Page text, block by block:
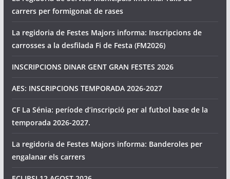
carrers per formigonat de rases
La regidoria de Festes Majors informa: Inscripcions de
carrosses a la desfilada Fi de Festa (FM2026)
INSCRIPCIONS DINAR GENT GRAN FESTES 2026
AES: INSCRIPCIONS TEMPORADA 2026-2027
CF La Sénia: període d’inscripció per al futbol base de la
temporada 2026-2027.
La regidoria de Festes Majors informa: Banderoles per
engalanar els carrers